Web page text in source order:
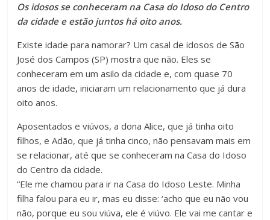
Os idosos se conheceram na Casa do Idoso do Centro
da cidade e estão juntos há oito anos.
Existe idade para namorar? Um casal de idosos de São
José dos Campos (SP) mostra que não. Eles se
conheceram em um asilo da cidade e, com quase 70
anos de idade, iniciaram um relacionamento que já dura
oito anos.
Aposentados e viúvos, a dona Alice, que já tinha oito
filhos, e Adão, que já tinha cinco, não pensavam mais em
se relacionar, até que se conheceram na Casa do Idoso
do Centro da cidade.
“Ele me chamou para ir na Casa do Idoso Leste. Minha
filha falou para eu ir, mas eu disse: ‘acho que eu não vou
não, porque eu sou viúva, ele é viúvo. Ele vai me cantar e